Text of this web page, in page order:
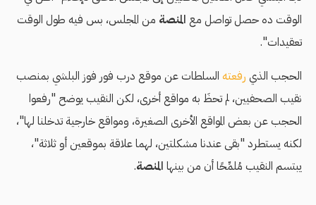
الوقت ده حصل تواصل مع المنصة من المجلس، بس فيه طول الوقت
تعقيدات".
الحجب الذي رفعته السلطات عن موقع درب فور فوز البلشي بمنصب
نقيب الصحفيين، لم تحظَ به مواقع أخرى، لكن النقيب يوضح "رفعوا
الحجب عن بعض المواقع الأخرى الصغيرة، ومواقع خارجية تدخلنا لها"،
لكنه يستطرد "بقى عندنا مشكلتين، لهما علاقة بموقعين أو ثلاثة"،
يبتسم النقيب مُلمِّحًا أن من بينها المنصة.